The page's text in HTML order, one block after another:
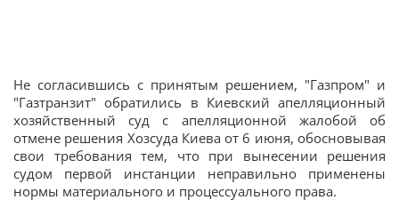
Не согласившись с принятым решением, "Газпром" и
"Газтранзит" обратились в Киевский апелляционный
хозяйственный суд с апелляционной жалобой об
отмене решения Хозсуда Киева от 6 июня, обосновывая
свои требования тем, что при вынесении решения
судом первой инстанции неправильно применены
нормы материального и процессуального права.